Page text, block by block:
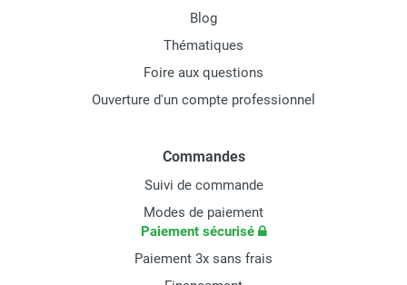
Blog
Thématiques
Foire aux questions
Ouverture d'un compte professionnel
Commandes
Suivi de commande
Modes de paiement
Paiement sécurisé
Paiement 3x sans frais